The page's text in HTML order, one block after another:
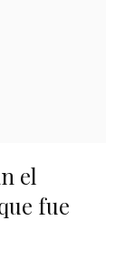
el
fue